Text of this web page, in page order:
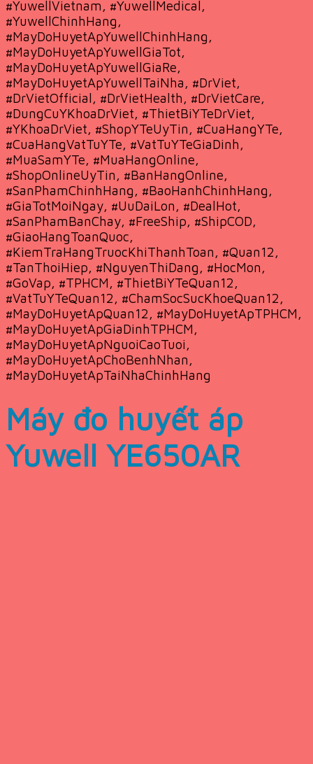
#YuwellVietnam, #YuwellMedical,
#YuwellChinhHang,
#MayDoHuyetApYuwellChinhHang,
#MayDoHuyetApYuwellGiaTot,
#MayDoHuyetApYuwellGiaRe,
#MayDoHuyetApYuwellTaiNha, #DrViet,
#DrVietOfficial, #DrVietHealth, #DrVietCare,
#DungCuYKhoaDrViet, #ThietBiYTeDrViet,
#YKhoaDrViet, #ShopYTeUyTin, #CuaHangYTe,
#CuaHangVatTuYTe, #VatTuYTeGiaDinh,
#MuaSamYTe, #MuaHangOnline,
#ShopOnlineUyTin, #BanHangOnline,
#SanPhamChinhHang, #BaoHanhChinhHang,
#GiaTotMoiNgay, #UuDaiLon, #DealHot,
#SanPhamBanChay, #FreeShip, #ShipCOD,
#GiaoHangToanQuoc,
#KiemTraHangTruocKhiThanhToan, #Quan12,
#TanThoiHiep, #NguyenThiDang, #HocMon,
#GoVap, #TPHCM, #ThietBiYTeQuan12,
#VatTuYTeQuan12, #ChamSocSucKhoeQuan12,
#MayDoHuyetApQuan12, #MayDoHuyetApTPHCM,
#MayDoHuyetApGiaDinhTPHCM,
#MayDoHuyetApNguoiCaoTuoi,
#MayDoHuyetApChoBenhNhan,
#MayDoHuyetApTaiNhaChinhHang
Máy đo huyết áp
Yuwell YE650AR